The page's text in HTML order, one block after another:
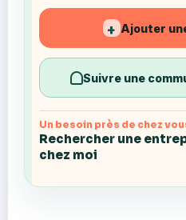
+ Ajouter
Suivre une
Un besoin près de chez
Rechercher une
chez moi